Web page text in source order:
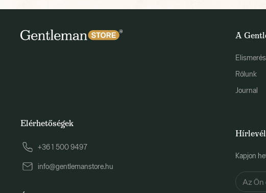
A
Rólunk
Journal
Hírlevél
Kapjon
Elérhetőségek
+36 1 500 9497
info@gentlemanstore.hu